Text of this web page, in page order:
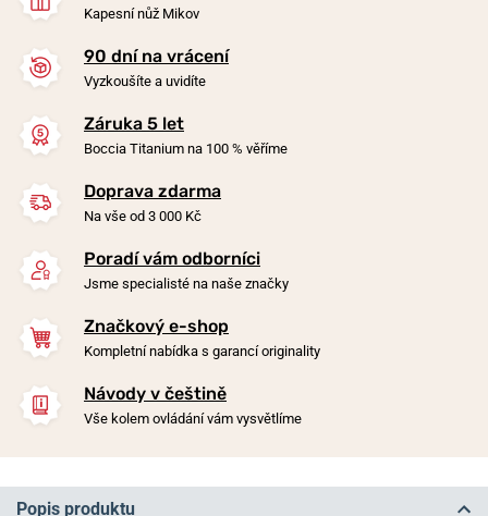
Kapesní nůž Mikov
90 dní na vrácení
Vyzkoušíte a uvidíte
Záruka 5 let
Boccia Titanium na 100 % věříme
Doprava zdarma
Na vše od 3 000 Kč
Poradí vám odborníci
Jsme specialisté na naše značky
Značkový e-shop
Kompletní nabídka s garancí originality
Návody v češtině
Vše kolem ovládání vám vysvětlíme
Popis produktu